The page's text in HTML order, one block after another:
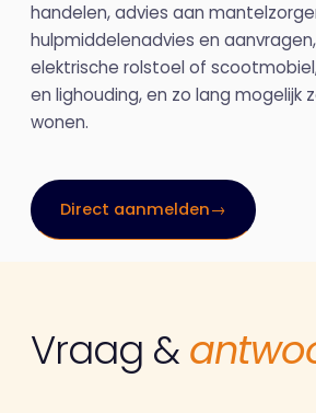
handelen, advies aan
hulpmiddelenadvies en
elektrische rolstoel of
en lighouding, en zo lang mogelijk
wonen.
Direct aanmelden→
Vraag &